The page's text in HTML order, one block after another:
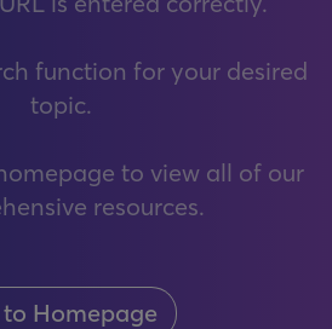
function for your desired
topic.
to view all of our
resources.
to Homepage